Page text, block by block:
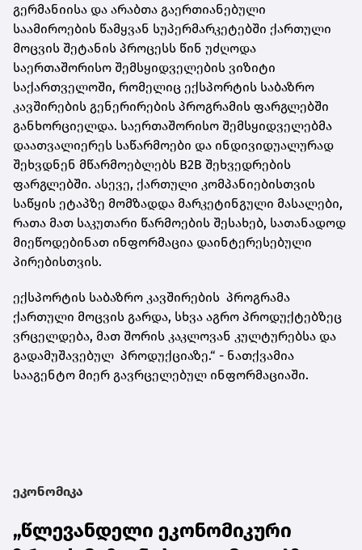
გერმანიისა და არაბთა გაერთიანებული
საამიროების წამყვან სუპერმარკეტებში ქართული
მოცვის შეტანის პროცესს წინ უძღოდა
საერთაშორისო შემსყიდველების ვიზიტი
საქართველოში, რომელიც ექსპორტის საბაზრო
კავშირების გენერირების პროგრამის ფარგლებში
განხორციელდა. საერთაშორისო შემსყიდველებმა
დაათვალიერეს საწარმოები და ინდივიდუალურად
შეხვდნენ მწარმოებლებს B2B შეხვედრების
ფარგლებში. ასევე, ქართული კომპანიებისთვის
საწყის ეტაპზე მომზადდა მარკეტინგული მასალები,
რათა მათ საკუთარი წარმოების შესახებ, სათანადოდ
მიეწოდებინათ ინფორმაცია დაინტერესებული
პირებისთვის.
ექსპორტის საბაზრო კავშირების პროგრამა
ქართული მოცვის გარდა, სხვა აგრო პროდუქტებზეც
ვრცელდება, მათ შორის კაკლოვან კულტურებსა და
გადამუშავებულ პროდუქციაზე.“ - ნათქვამია
სააგენტო მიერ გავრცელებულ ინფორმაციაში.
ეკონომიკა
„წლევანდელი ეკონომიკური